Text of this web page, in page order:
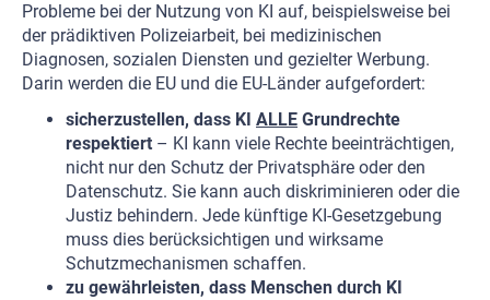
Probleme bei der Nutzung von KI auf, beispielsweise bei
der prädiktiven Polizeiarbeit, bei medizinischen
Diagnosen, sozialen Diensten und gezielter Werbung.
Darin werden die EU und die EU-Länder aufgefordert:
sicherzustellen, dass KI ALLE Grundrechte
respektiert – KI kann viele Rechte beeinträchtigen,
nicht nur den Schutz der Privatsphäre oder den
Datenschutz. Sie kann auch diskriminieren oder die
Justiz behindern. Jede künftige KI-Gesetzgebung
muss dies berücksichtigen und wirksame
Schutzmechanismen schaffen.
zu gewährleisten, dass Menschen durch KI